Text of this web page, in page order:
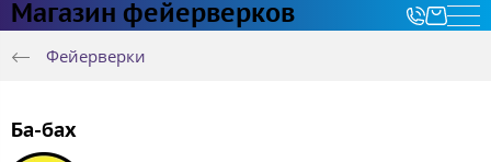
Магазин фейерверков
Фейерверки
Ба-бах